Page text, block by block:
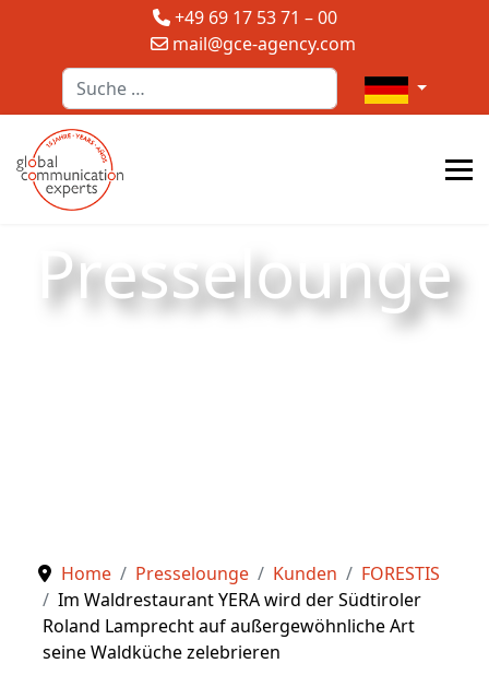
+49 69 17 53 71 – 00
mail@gce-agency.com
Suchen
Sprache
Presselounge
Home Presselounge Kunden
FORESTIS
Im Waldrestaurant YERA wird der Südtiroler
Roland Lamprecht auf außergewöhnliche Art
seine Waldküche zelebrieren